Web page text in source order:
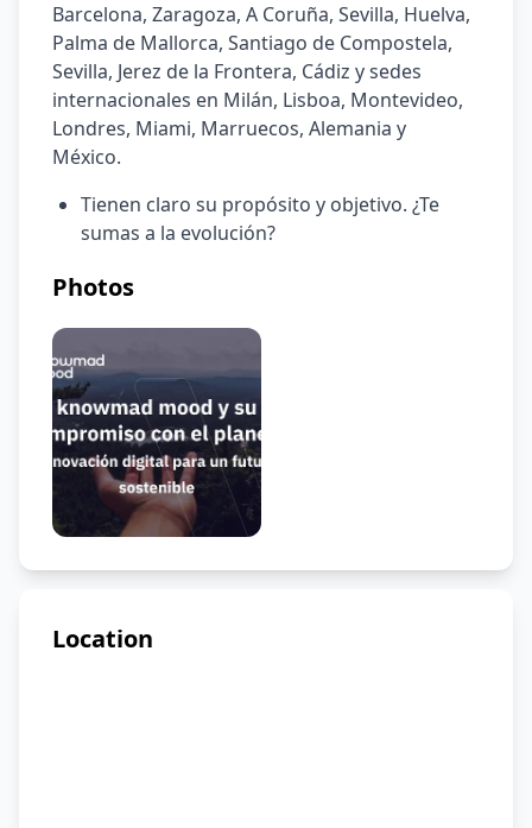
Barcelona, Zaragoza, A Coruña, Sevilla, Huelva,
Palma de Mallorca, Santiago de Compostela,
Sevilla, Jerez de la Frontera, Cádiz y sedes
internacionales en Milán, Lisboa, Montevideo,
Londres, Miami, Marruecos, Alemania y
México.
Tienen claro su propósito y objetivo. ¿Te
sumas a la evolución?
Photos
Location